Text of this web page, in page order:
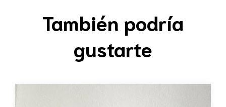
También podría
gustarte